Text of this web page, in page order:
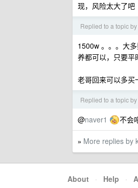
现，风险太大了吧
Replied to a topic by
1500w 。。。大
养都可以，只要平
老哥回来可以多买
Replied to a topic by
@naver1 不会
» More replies by
About · Help ·